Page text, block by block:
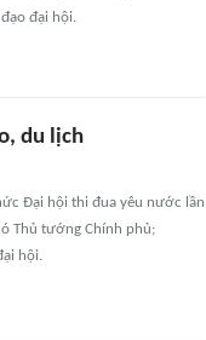
đại hội.
du lịch
Đại hội thi đua yêu nước lần
Thủ tướng Chính phủ;
hội.